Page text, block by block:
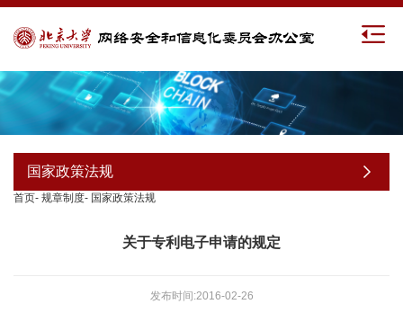
国家政策法规
首页- 规章制度- 国家政策法规
关于专利电子申请的规定
发布时间:2016-02-26